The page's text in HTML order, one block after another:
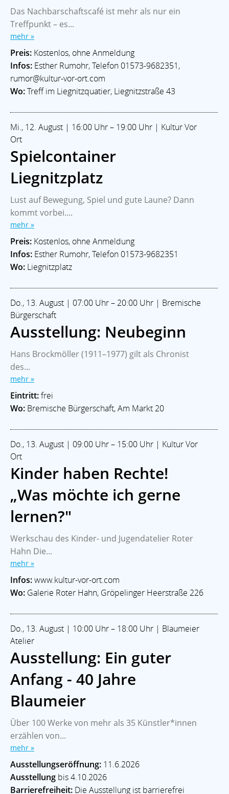
Das Nachbarschaftscafé ist mehr als nur ein
Treffpunkt – es...
mehr »
Preis: Kostenlos, ohne Anmeldung
Infos: Esther Rumohr, Telefon 01573-9682351,
rumor@kultur-vor-ort.com
Wo:Treff im Liegnitzquatier, Liegnitzstraße 43
Mi., 12. August | 16:00 Uhr – 19:00 Uhr | Kultur Vor
Ort
Spielcontainer
Liegnitzplatz
Lust auf Bewegung, Spiel und gute Laune? Dann
kommt vorbei....
mehr »
Preis: Kostenlos, ohne Anmeldung
Infos: Esther Rumohr, Telefon 01573-9682351
Wo: Liegnitzplatz
Do., 13. August | 07:00 Uhr – 20:00 Uhr | Bremische
Bürgerschaft
Ausstellung: Neubeginn
Hans Brockmöller (1911–1977) gilt als Chronist
des...
mehr »
Eintritt:frei
Wo: Bremische Bürgerschaft, Am Markt 20
Do., 13. August | 09:00 Uhr – 15:00 Uhr | Kultur Vor
Ort
Kinder haben Rechte!
„Was möchte ich gerne
lernen?"
Werkschau des Kinder- und Jugendatelier Roter
Hahn Die...
mehr »
Infos:www.kultur-vor-ort.com
Wo: Galerie Roter Hahn, Gröpelinger Heerstraße 226
Do., 13. August | 10:00 Uhr – 18:00 Uhr | Blaumeier
Atelier
Ausstellung: Ein guter
Anfang - 40 Jahre
Blaumeier
Über 100 Werke von mehr als 35 Künstler*innen
erzählen von...
mehr »
Ausstellungseröffnung: 11.6.2026
Ausstellung bis 4.10.2026
Barrierefreiheit: Die Ausstellung ist barrierefrei
Home Branchen Kommunalpolitik
Impressum
Datenschutz
Veranstaltungen
Ortsamt West
Im Notfall
ECHT WALLE Magazin
LEBEN & SOZIALES
Bildung
Kitas Leben im Alter Soziale Hilfen
Glaube
Sport & Freizeit
KULTUR
Theater & Bühne
Kunst & Galerien Musik
Museum
Soziokulturell
Walle-Aktuell - Ein Projekt der:
Blaukontor für Gestaltung GmbH
Besuchen Sie auch das
Stadtteilmagazin »ECHT WALLE«
2026 |www.walle-aktuell.de